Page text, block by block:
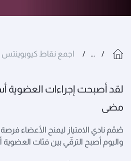
... اجمع نقاط كيوبوينتس
لقد أصبحت إجراءات
مضى
صُمّم نادي الامتياز ليمنح الأعضاء فرصة
واليوم أصبح الترقّي بين فئات